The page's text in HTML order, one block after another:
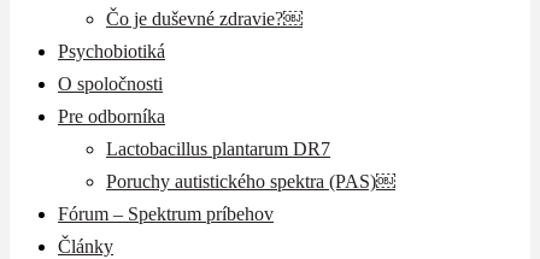
Čo je duševné zdravie?￼
Psychobiotiká
O spoločnosti
Pre odborníka
Lactobacillus plantarum DR7
Poruchy autistického spektra (PAS)￼
Fórum – Spektrum príbehov
Články